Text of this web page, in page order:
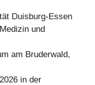
Duisburg-Essen
und
am Bruderwald,
in der